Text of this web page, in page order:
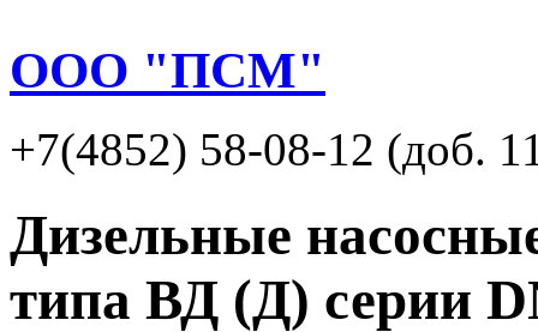
ООО "ПСМ"
+7(4852) 58-08-12 (доб.
Дизельные
типа ВД (Д) серии